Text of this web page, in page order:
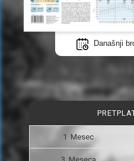
Današnji
1 Mesec